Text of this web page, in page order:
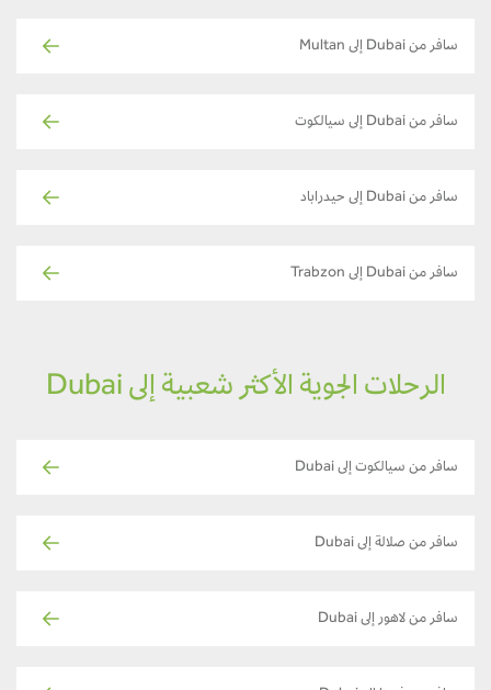
سافر من Dubai إلى Multan
سافر من Dubai إلى سيالكوت
سافر من Dubai إلى حيدراباد
سافر من Dubai إلى Trabzon
الرحلات الجوية الأكثر شعبية إلى Dubai
سافر من سيالكوت إلى Dubai
سافر من صلالة إلى Dubai
سافر من لاهور إلى Dubai